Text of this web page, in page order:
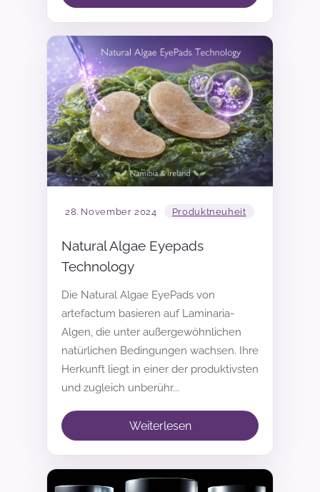
Natural Algae Eyepads
Technology
28. November 2024 Produktneuheit
Die Natural Algae EyePads von
artefactum basieren auf Laminaria-
Algen, die unter außergewöhnlichen
natürlichen Bedingungen wachsen. Ihre
Herkunft liegt in einer der produktivsten
und zugleich unberühr...
Weiterlesen